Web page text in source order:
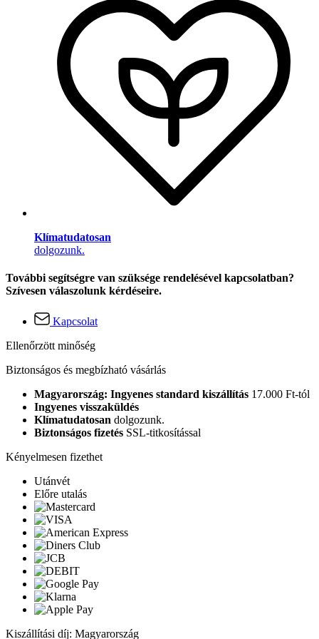
Klímatudatosan
dolgozunk.
További segítségre van szüksége rendelésével kapcsolatban?
Szívesen válaszolunk kérdéseire.
Kapcsolat
Ellenőrzött minőség
Biztonságos és megbízható vásárlás
Magyarország: Ingyenes standard kiszállítás 17.000 Ft-tól
Ingyenes visszaküldés
Klímatudatosan dolgozunk.
Biztonságos fizetés SSL-titkosítással
Kényelmesen fizethet
Utánvét
Előre utalás
Kiszállítási díj: Magyarország